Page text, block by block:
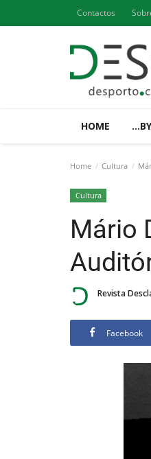
Contactos
HOME
Home Cultura
Cultura
Mário
Revista
Facebook